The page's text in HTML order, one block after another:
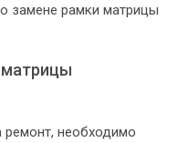
замене рамки матрицы
матрицы
ремонт, необходимо